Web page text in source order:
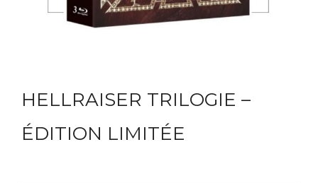
HELLRAISER TRILOGIE –
ÉDITION LIMITÉE